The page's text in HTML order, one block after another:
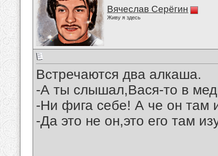
Вячеслав Серёгин
Живу я здесь
Встречаются два алкаша.
-А ты слышал,Вася-то в
-Ни фига себе! А че он там
-Да это не он,это его там